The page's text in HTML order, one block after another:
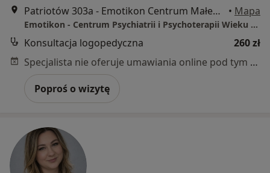
Patriotów 303a - Emotikon Centrum Małego Dziecka, Warszawa • Mapa
Emotikon - Centrum Psychiatrii i Psychoterapii Wieku Rozwojowego
Konsultacja logopedyczna
260 zł
Specjalista nie oferuje umawiania online pod tym adresem.
Poproś o wizytę